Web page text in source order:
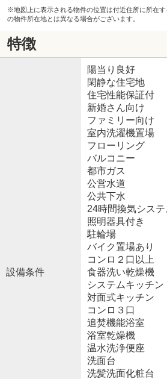
※地図上に表示される物件の位置は付近住所に所在
の物件所在地とは異なる場合がございます。
特徴
設備条件
陽当り良好
閑静な住宅地
住宅性能保証付
新婚さん向け
ファミリー向け
室内洗濯機置場
フローリング
バルコニー
都市ガス
公営水道
公共下水
24時間換気システ
照明器具付き
駐輪場
バイク置場あり
コンロ２口以上
食器洗い乾燥機
システムキッチン
対面式キッチン
コンロ３口
追焚機能浴室
浴室乾燥機
温水洗浄便座
洗面台
洗髪洗面化粧台